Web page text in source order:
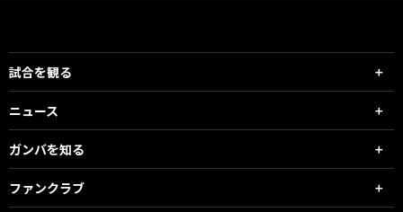
試合を観る
ニュース
ガンバを知る
ファンクラブ